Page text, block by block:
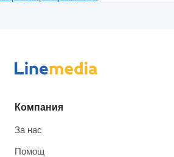
Компания
За нас
Помощ